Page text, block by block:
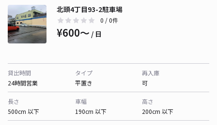
北頭4丁目93-2駐車場
0 / 0件
¥600〜 / 日
貸出時間
24時間営業
タイプ
平置き
再入庫
可
長さ
500cm 以下
車幅
190cm 以下
高さ
200cm 以下